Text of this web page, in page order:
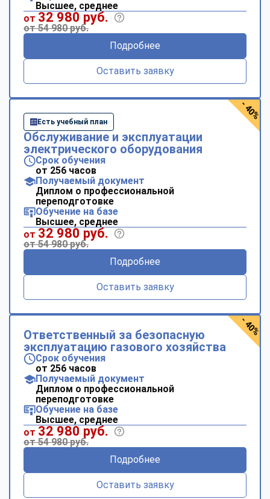
Высшее, среднее
от 32 980 руб.
от 54 980 руб.
Подробнее
Оставить заявку
Есть учебный план
Обслуживание и эксплуатации
электрического оборудования
Срок обучения
от 256 часов
Получаемый документ
Диплом о профессиональной
переподготовке
Обучение на базе
Высшее, среднее
от 32 980 руб.
от 54 980 руб.
Подробнее
Оставить заявку
- 40%
Ответственный за безопасную
эксплуатацию газового хозяйства
Срок обучения
от 256 часов
Получаемый документ
Диплом о профессиональной
переподготовке
Обучение на базе
Высшее, среднее
от 32 980 руб.
от 54 980 руб.
Подробнее
Оставить заявку
- 40%